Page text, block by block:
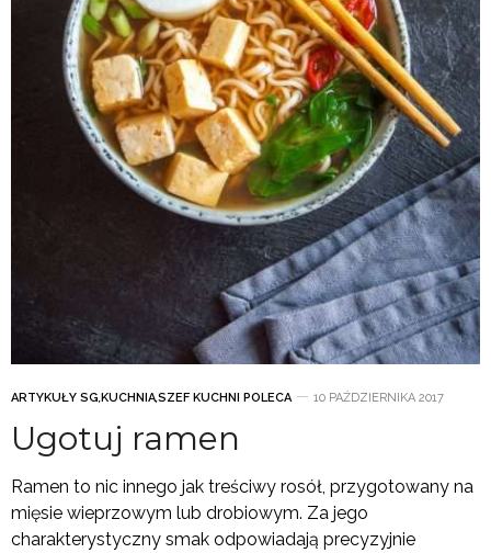
ARTYKUŁY SG,KUCHNIA,SZEF KUCHNI POLECA 10 PAŹDZIERNIKA 2017
Ugotuj ramen
Ramen to nic innego jak treściwy rosół, przygotowany na
mięsie wieprzowym lub drobiowym. Za jego
charakterystyczny smak odpowiadają precyzyjnie